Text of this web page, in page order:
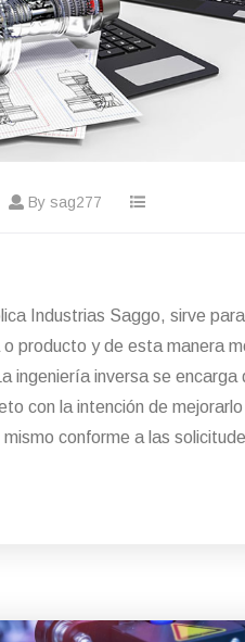
By sag277
Industrias Saggo, sirve
producto y de esta manera
ingeniería inversa se encarga
con la intención de
conforme a las